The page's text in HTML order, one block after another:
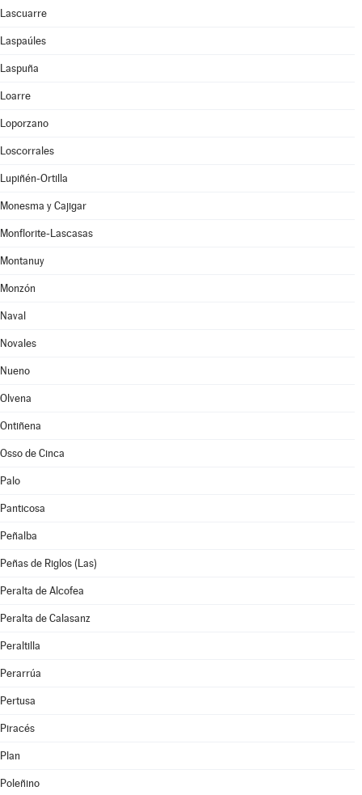
Lascuarre
Laspaúles
Laspuña
Loarre
Loporzano
Loscorrales
Lupiñén-Ortilla
Monesma y Cajigar
Monflorite-Lascasas
Montanuy
Monzón
Naval
Novales
Nueno
Olvena
Ontiñena
Osso de Cinca
Palo
Panticosa
Peñalba
Peñas de Riglos (Las)
Peralta de Alcofea
Peralta de Calasanz
Peraltilla
Perarrúa
Pertusa
Piracés
Plan
Poleñino